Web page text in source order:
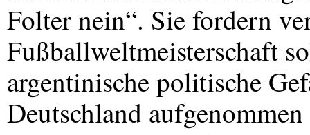
Folter nein“. Sie fordern
Fußballweltmeisterschaft
argentinische politische
Deutschland